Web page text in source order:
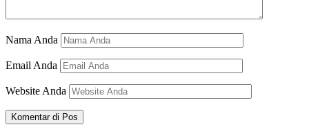
Nama Anda
Email Anda
Website Anda